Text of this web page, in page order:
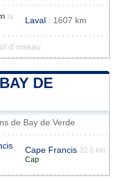
la
Laval : 1607 km
d'oiseau
DE
de Bay de Verde
Cape Francis 32.6 km
Cap